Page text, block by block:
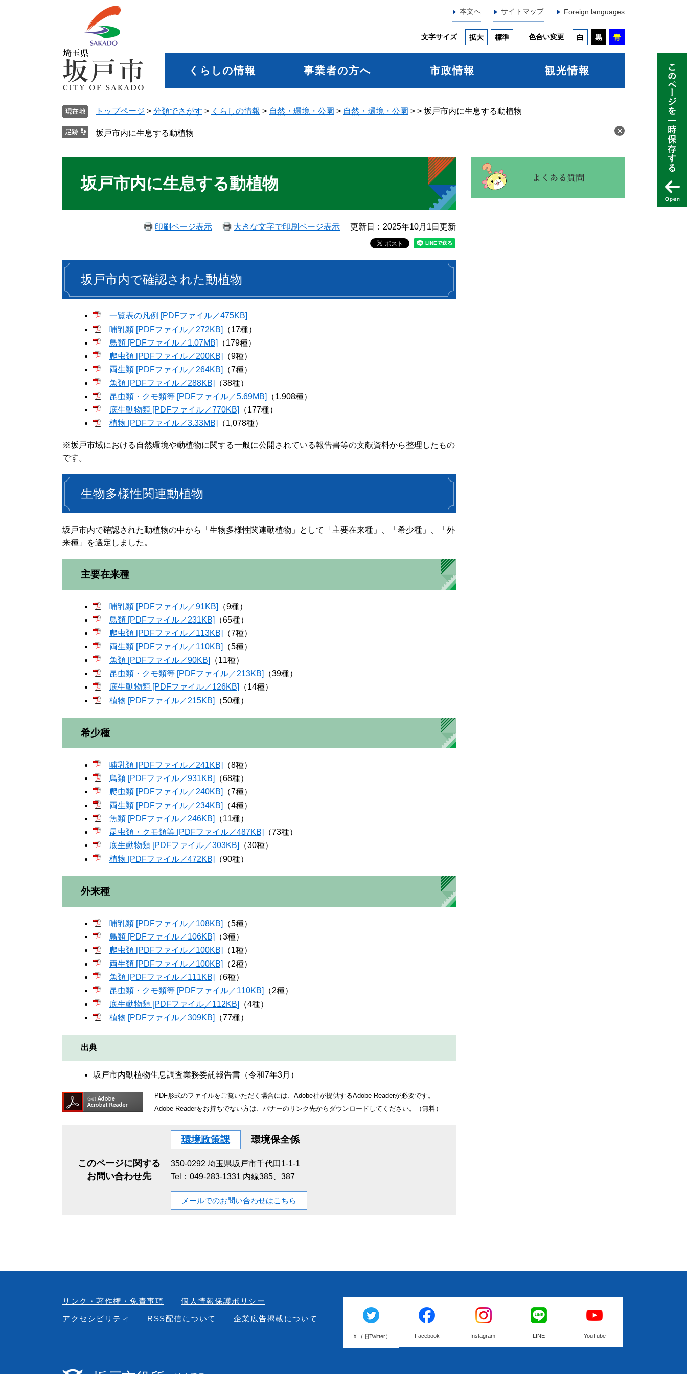
本文へ サイトマップ Foreign languages
文字サイズ 拡大 標準 色合い変更 白 黒 青
くらしの情報 事業者の方へ 市政情報 観光情報
トップページ > 分類でさがす > くらしの情報 > 自然・環境・公園 > 自然・環境・公園 > > 坂戸市内に生息する動植物
坂戸市内に生息する動植物
坂戸市内に生息する動植物
印刷ページ表示 大きな文字で印刷ページ表示 更新日：2025年10月1日更新
坂戸市内で確認された動植物
一覧表の凡例 [PDFファイル／475KB]
哺乳類 [PDFファイル／272KB]
（17種）
鳥類 [PDFファイル／1.07MB]
（179種）
爬虫類 [PDFファイル／200KB]
（9種）
両生類 [PDFファイル／264KB]
（7種）
魚類 [PDFファイル／288KB]
（38種）
昆虫類・クモ類等 [PDFファイル／5.69MB]
（1,908種）
底生動物類 [PDFファイル／770KB]
（177種）
植物 [PDFファイル／3.33MB]
（1,078種）
※坂戸市域における自然環境や動植物に関する一般に公開されている報告書等の文献資料から整理したもの
です。
生物多様性関連動植物
坂戸市内で確認された動植物の中から「生物多様性関連動植物」として「主要在来種」、「希少種」、「外
来種」を選定しました。
主要在来種
哺乳類 [PDFファイル／91KB]
（9種）
鳥類 [PDFファイル／231KB]
（65種）
爬虫類 [PDFファイル／113KB]
（7種）
両生類 [PDFファイル／110KB]
（5種）
魚類 [PDFファイル／90KB]
（11種）
昆虫類・クモ類等 [PDFファイル／213KB]
（39種）
底生動物類 [PDFファイル／126KB]
（14種）
植物 [PDFファイル／215KB]
（50種）
希少種
哺乳類 [PDFファイル／241KB]
（8種）
鳥類 [PDFファイル／931KB]
（68種）
爬虫類 [PDFファイル／240KB]
（7種）
両生類 [PDFファイル／234KB]
（4種）
魚類 [PDFファイル／246KB]
（11種）
昆虫類・クモ類等 [PDFファイル／487KB]
（73種）
底生動物類 [PDFファイル／303KB]
（30種）
植物 [PDFファイル／472KB]
（90種）
外来種
哺乳類 [PDFファイル／108KB]
（5種）
鳥類 [PDFファイル／106KB]
（3種）
爬虫類 [PDFファイル／100KB]
（1種）
両生類 [PDFファイル／100KB]
（2種）
魚類 [PDFファイル／111KB]
（6種）
昆虫類・クモ類等 [PDFファイル／110KB]
（2種）
底生動物類 [PDFファイル／112KB]
（4種）
植物 [PDFファイル／309KB]
（77種）
出典
坂戸市内動植物生息調査業務委託報告書（令和7年3月）
PDF形式のファイルをご覧いただく場合には、Adobe社が提供するAdobe Readerが必要です。
Adobe Readerをお持ちでない方は、バナーのリンク先からダウンロードしてください。（無料）
このページに関する
お問い合わせ先
環境政策課 環境保全係
350-0292 埼玉県坂戸市千代田1-1-1
Tel：049-283-1331 内線385、387
メールでのお問い合わせはこちら
リンク・著作権・免責事項
個人情報保護ポリシー
アクセシビリティ
RSS配信について 企業広告掲載について
Ｘ（旧Twitter） Facebook Instagram LINE YouTube